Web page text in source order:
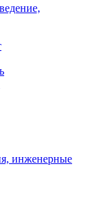
инженерные